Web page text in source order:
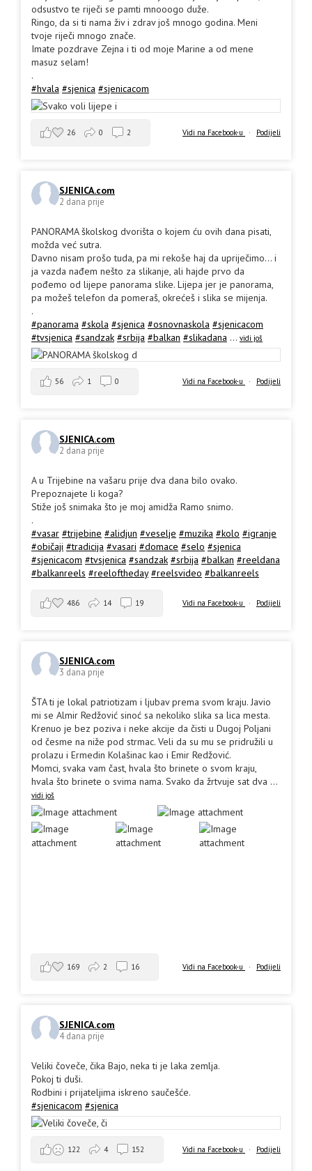
odsustvo te riječi se pamti mnooogo duže.
Ringo, da si ti nama živ i zdrav još mnogo godina. Meni
tvoje riječi mnogo znače.
Imate pozdrave Zejna i ti od moje Marine a od mene
masuz selam!
.
#hvala #sjenica #sjenicacom
Vidi na Facebook-u · Podijeli
26 0 2
SJENICA.com
2 dana prije
PANORAMA školskog dvorišta o kojem ću ovih dana pisati,
možda već sutra.
Davno nisam prošo tuda, pa mi rekoše haj da upriječimo... i
ja vazda nađem nešto za slikanje, ali hajde prvo da
pođemo od lijepe panorama slike. Lijepa jer je panorama,
pa možeš telefon da pomeraš, okrećeš i slika se mijenja.
.
#panorama #skola #sjenica #osnovnaskola #sjenicacom
#tvsjenica #sandzak #srbija #balkan #slikadana ... vidi još
Vidi na Facebook-u · Podijeli
56 1 0
SJENICA.com
2 dana prije
A u Trijebine na vašaru prije dva dana bilo ovako.
Prepoznajete li koga?
Stiže još snimaka što je moj amidža Ramo snimo.
.
#vasar #trijebine #alidjun #veselje #muzika #kolo #igranje
#običaji #tradicija #vasari #domace #selo #sjenica
#sjenicacom #tvsjenica #sandzak #srbija #balkan #reeldana
#balkanreels #reeloftheday #reelsvideo #balkanreels
Vidi na Facebook-u · Podijeli
486 14 19
SJENICA.com
3 dana prije
ŠTA ti je lokal patriotizam i ljubav prema svom kraju. Javio
mi se Almir Redžović sinoć sa nekoliko slika sa lica mesta.
Krenuo je bez poziva i neke akcije da čisti u Dugoj Poljani
od česme na niže pod strmac. Veli da su mu se pridružili u
prolazu i Ermedin Kolašinac kao i Emir Redžović.
Momci, svaka vam čast, hvala što brinete o svom kraju,
hvala što brinete o svima nama. Svako da žrtvuje sat dva ...
vidi još
Vidi na Facebook-u · Podijeli
169 2 16
SJENICA.com
4 dana prije
Veliki čoveče, čika Bajo, neka ti je laka zemlja.
Pokoj ti duši.
Rodbini i prijateljima iskreno saučešće.
#sjenicacom #sjenica
Vidi na Facebook-u · Podijeli
122 4 152